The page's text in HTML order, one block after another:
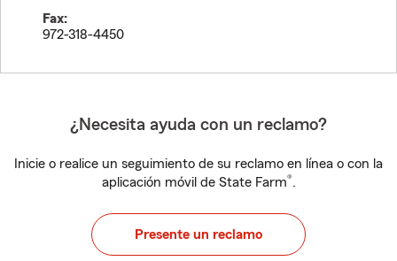
Fax:
972-318-4450
¿Necesita ayuda con un reclamo?
Inicie o realice un seguimiento de su reclamo en línea o con la
aplicación móvil de State Farm®.
Presente un reclamo